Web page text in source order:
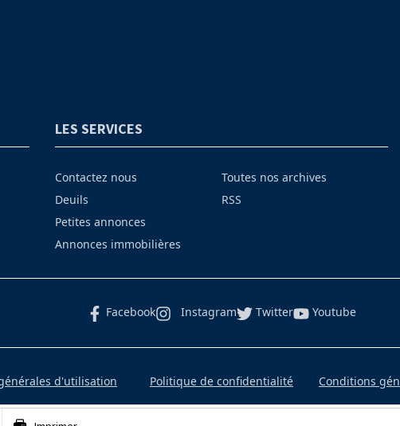
LES SERVICES
Contactez nous
Deuils
Petites annonces
Annonces immobilières
Toutes nos archives
RSS
Facebook Instagram Twitter Youtube
d'utilisation Politique de confidentialité Conditions